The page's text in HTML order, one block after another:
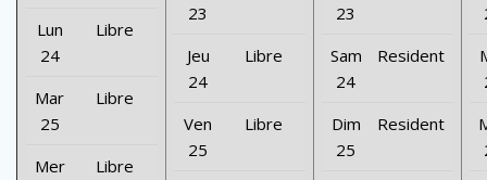
Lun
24
Libre
Mar
25
Libre
Mer
Libre
23
Jeu
24
Libre
Ven
25
Libre
23
Sam
24
Resident
Dim
25
Resident